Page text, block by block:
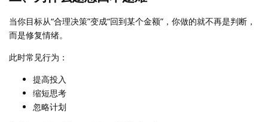
当你目标从“合理决策”变成“回到某个金额”，你做的就不再是判断，
而是修复情绪。
此时常见行为：
提高投入
缩短思考
忽略计划